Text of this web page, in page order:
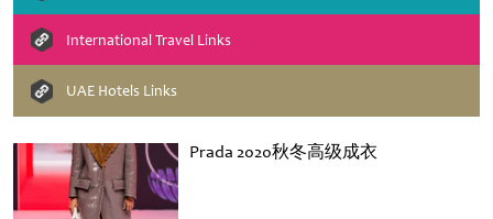
Prada 2020秋冬高级成衣
International Travel Links
UAE Hotels Links